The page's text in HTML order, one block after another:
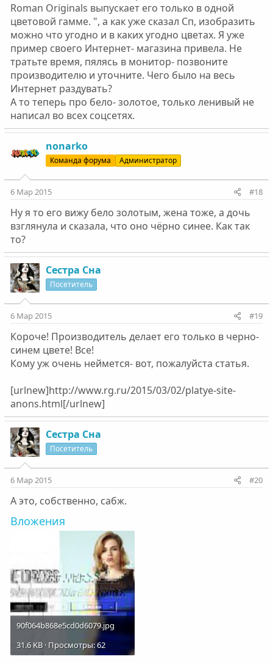
Roman Originals выпускает его только в одной
цветовой гамме. ", а как уже сказал Сп, изобразить
можно что угодно и в каких угодно цветах. Я уже
пример своего Интернет- магазина привела. Не
тратьте время, пялясь в монитор- позвоните
производителю и уточните. Чего было на весь
Интернет раздувать?
А то теперь про бело- золотое, только ленивый не
написал во всех соцсетях.
nonarko
Команда форума Администратор
6 Мар 2015 #18
Ну я то его вижу бело золотым, жена тоже, а дочь
взглянула и сказала, что оно чёрно синее. Как так
то?
Сестра Сна
Посетитель
6 Мар 2015 #19
Короче! Производитель делает его только в черно-
синем цвете! Все!
Кому уж очень неймется- вот, пожалуйста статья.
[urlnew]http://www.rg.ru/2015/03/02/platye-site-
anons.html[/urlnew]
Сестра Сна
Посетитель
6 Мар 2015 #20
А это, собственно, сабж.
Вложения
90f064b868e5cd0d6079.jpg
31.6 KB · Просмотры: 62